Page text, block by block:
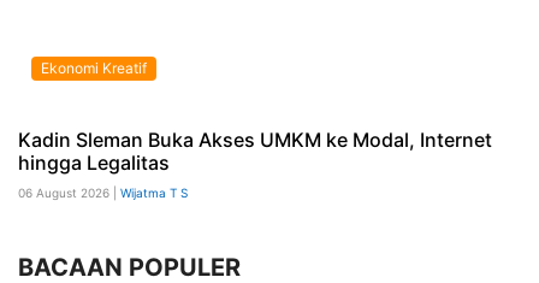
Ekonomi Kreatif
Kadin Sleman Buka Akses UMKM ke Modal, Internet
hingga Legalitas
06 August 2026 | Wijatma T S
BACAAN POPULER